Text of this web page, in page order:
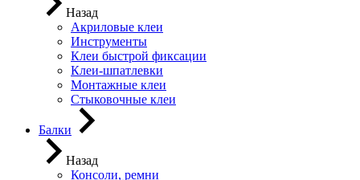
Назад
Акриловые клеи
Инструменты
Клеи быстрой фиксации
Клеи-шпатлевки
Монтажные клеи
Стыковочные клеи
Балки
Назад
Консоли, ремни